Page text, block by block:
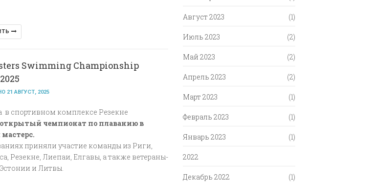
Swimming Championship
21 АВГУСТ, 2025
в спортивном комплексе Резекне
открытый чемпионат по плаванию в
приняли участие команды из Риги,
Резекне, Лиепаи, Елгавы, а также ветераны-
и Литвы.
Август 2023 (1)
Июль 2023 (2)
Май 2023 (2)
Апрель 2023 (2)
Март 2023 (1)
Февраль 2023 (1)
Январь 2023 (1)
2022
Декабрь 2022 (1)